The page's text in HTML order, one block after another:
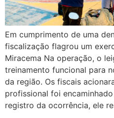
Em cumprimento de uma
fiscalização flagrou um
Miracema Na operação, o
treinamento funcional para
da região. Os fiscais
profissional foi
registro da ocorrência, ele